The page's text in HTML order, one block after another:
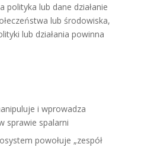
polityka lub dane działanie
lub środowiska,
lub działania powinna
i wprowadza
sprawie spalarni
powołuje „zespół